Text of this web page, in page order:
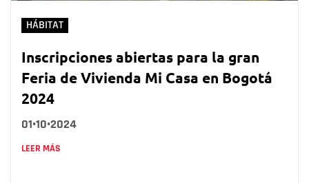
HÁBITAT
Inscripciones abiertas para la gran
Feria de Vivienda Mi Casa en Bogotá
2024
01•10•2024
LEER MÁS